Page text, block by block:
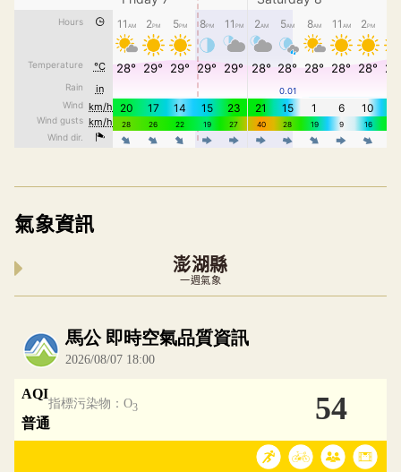
氣象資訊
澎湖縣
一週氣象
內嵌空氣品質小工具為視覺預覽，完整即時空